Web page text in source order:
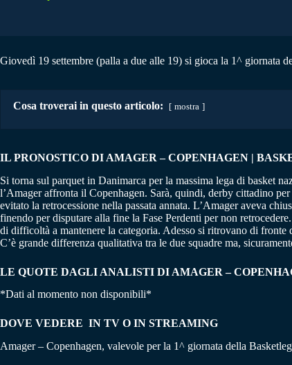
Giovedì 19 settembre (palla a due alle 19) si gioca la 1^ giornata
Cosa troverai in questo articolo: mostra
IL PRONOSTICO DI AMAGER – COPENHAGEN |
Si torna sul parquet in Danimarca per la massima lega di basket
l’Amager affronta il Copenhagen. Sarà, quindi, derby cittadino
evitato la retrocessione nella passata annata. L’Amager aveva
finendo per disputare alla fine la Fase Perdenti per non
di difficoltà a mantenere la categoria. Adesso si ritrovano di
C’è grande differenza qualitativa tra le due squadre ma,
LE QUOTE DAGLI ANALISTI DI AMAGER –
*Dati al momento non disponibili*
DOVE VEDERE IN TV O IN STREAMING
Amager – Copenhagen, valevole per la 1^ giornata della